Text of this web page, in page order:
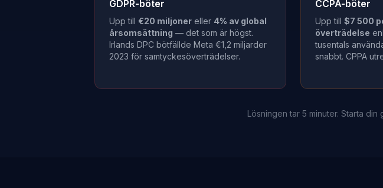
GDPR-böter
Upp till €20 miljoner eller 4% av global
årsomsättning — det som är högst.
Irlands DPC bötfällde Meta €1,2 miljarder
2023 för samtyckesöverträdelser.
CCPA-böter
Upp till$7 500
överträdelse
tusentals
snabbt. CPPA
Lösningen tar 5 minuter. Starta